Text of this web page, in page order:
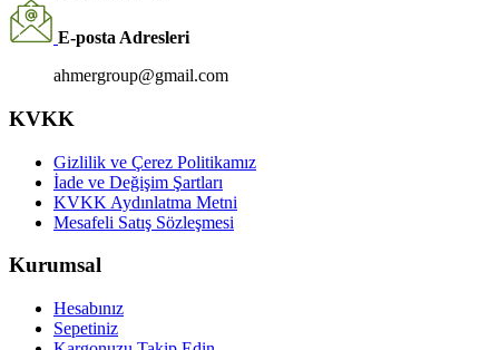
E-posta Adresleri
ahmergroup@gmail.com
KVKK
Gizlilik ve Çerez Politikamız
İade ve Değişim Şartları
KVKK Aydınlatma Metni
Mesafeli Satış Sözleşmesi
Kurumsal
Hesabınız
Sepetiniz